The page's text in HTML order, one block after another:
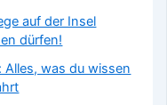
auf der Insel
dürfen!
Alles, was du wissen